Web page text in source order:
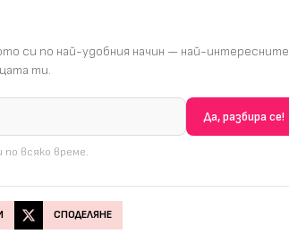
си по най-удобния начин — най-интересните
ти.
всяко време.
СПОДЕЛЯНЕ